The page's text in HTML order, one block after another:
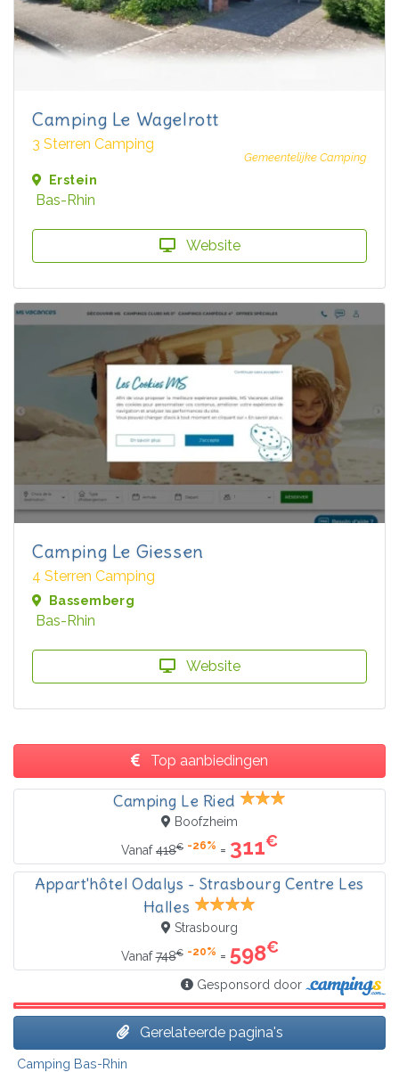
Camping Le Wagelrott
3 Sterren Camping
Gemeentelijke Camping
Erstein
Bas-Rhin
Website
Camping Le Giessen
4 Sterren Camping
Bassemberg
Bas-Rhin
Website
Top aanbiedingen
Camping Le Ried
Boofzheim
Vanaf418€ -26% = 311€
Appart'hôtel Odalys - Strasbourg Centre Les
Halles
Strasbourg
Vanaf748€ -20% = 598€
Gesponsord door
Gerelateerde pagina's
Camping Bas-Rhin